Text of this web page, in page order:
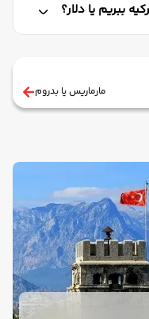
ببریم یا دلار؟
مارماریس یا بدروم